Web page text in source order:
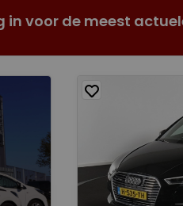
in voor de meest